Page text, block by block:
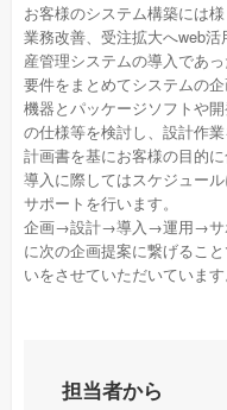
お客様のシステム構築には
業務改善、受注拡大へweb
産管理システムの導入であ
要件をまとめてシステムの企
機器とパッケージソフトや
の仕様等を検討し、設計作業
計画書を基にお客様の目的
導入に際してはスケジュー
サポートを行います。
企画→設計→導入→運用→サ
に次の企画提案に繋げるこ
いをさせていただいています
担当者から